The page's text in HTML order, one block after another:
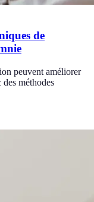
de
peuvent améliorer
méthodes